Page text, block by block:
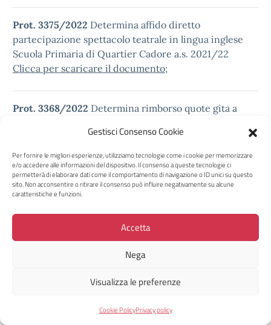
Gestisci Consenso Cookie
Per fornire le migliori esperienze, utilizziamo tecnologie come i cookie per memorizzare
e/o accedere alle informazioni del dispositivo. Il consenso a queste tecnologie ci
permetterà di elaborare dati come il comportamento di navigazione o ID unici su questo
sito. Non acconsentire o ritirare il consenso può influire negativamente su alcune
caratteristiche e funzioni.
Accetta
Nega
Visualizza le preferenze
Cookie PolicyPrivacy policy
Prot. 3375/2022 Determina affido diretto
partecipazione spettacolo teatrale in lingua inglese
Scuola Primaria di Quartier Cadore a.s. 2021/22
Clicca per scaricare il documento;
Prot. 3368/2022 Determina rimborso quote gita a
classe 3^ D Scuola Secondaria “Nievo” a.s. 2021/22
Clicca per scaricare il documento;
Prot. 3343/2022
Determina affido diretto servizio di
pernottamento per formatori associazione